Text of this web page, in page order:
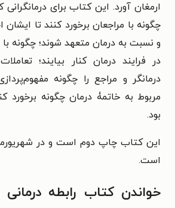
ارمغان آورد. این کتاب برای
چگونه با مراجعان برخورد کنند تا
و نسبت به درمان متعهد شوند؛ چگونه
در فرایند درمان کنار بیایند؛
درمانگر و مراجع را چگونه
مربوط به خاتمۀ درمان چگونه برخورد
بود.
است.
خواندن کتاب رابطه